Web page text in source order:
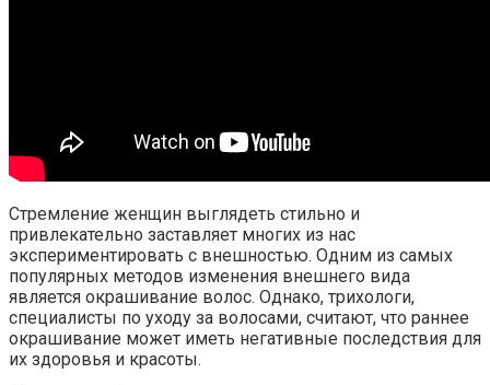
Стремление женщин выглядеть стильно и
привлекательно заставляет многих из нас
экспериментировать с внешностью. Одним из самых
популярных методов изменения внешнего вида
является окрашивание волос. Однако, трихологи,
специалисты по уходу за волосами, считают, что раннее
окрашивание может иметь негативные последствия для
их здоровья и красоты.